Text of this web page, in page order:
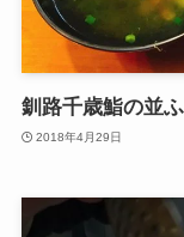
釧路千歳鮨の並
2018年4月29日